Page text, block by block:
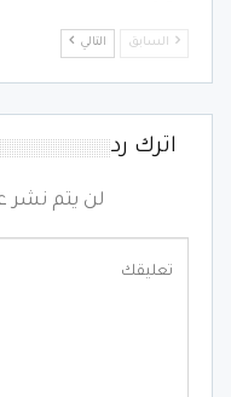
السابق التالي
اترك رد
لن يتم نشر